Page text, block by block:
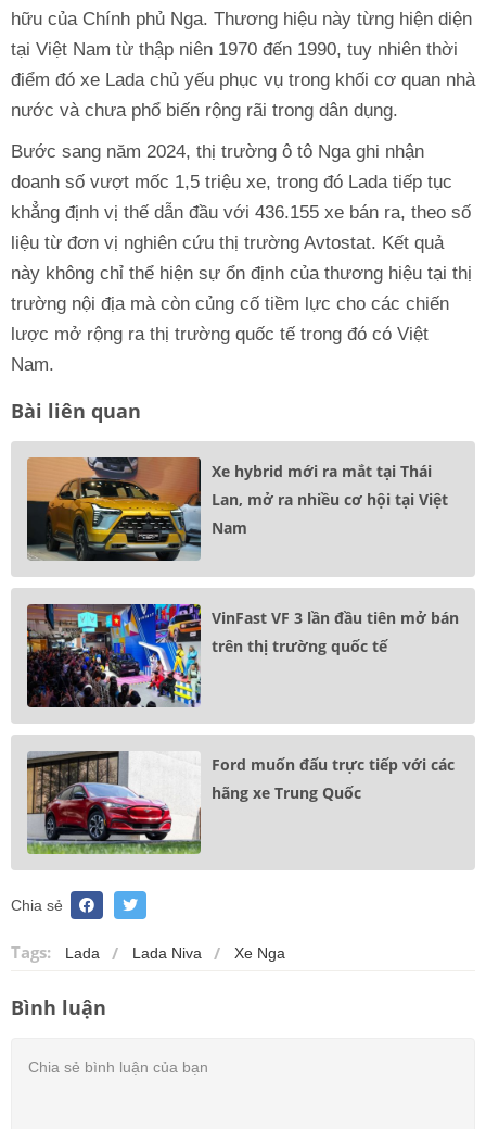
hữu của Chính phủ Nga. Thương hiệu này từng hiện diện
tại Việt Nam từ thập niên 1970 đến 1990, tuy nhiên thời
điểm đó xe Lada chủ yếu phục vụ trong khối cơ quan nhà
nước và chưa phổ biến rộng rãi trong dân dụng.
Bước sang năm 2024, thị trường ô tô Nga ghi nhận
doanh số vượt mốc 1,5 triệu xe, trong đó Lada tiếp tục
khẳng định vị thế dẫn đầu với 436.155 xe bán ra, theo số
liệu từ đơn vị nghiên cứu thị trường Avtostat. Kết quả
này không chỉ thể hiện sự ổn định của thương hiệu tại thị
trường nội địa mà còn củng cố tiềm lực cho các chiến
lược mở rộng ra thị trường quốc tế trong đó có Việt
Nam.
Bài liên quan
Xe hybrid mới ra mắt tại Thái
Lan, mở ra nhiều cơ hội tại Việt
Nam
VinFast VF 3 lần đầu tiên mở bán
trên thị trường quốc tế
Ford muốn đấu trực tiếp với các
hãng xe Trung Quốc
Chia sẻ
Tags: Lada Lada Niva Xe Nga
Bình luận